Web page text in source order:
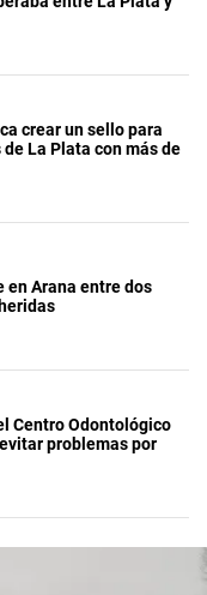
crear un sello para
La Plata con más de
en Arana entre dos
Centro Odontológico
problemas por